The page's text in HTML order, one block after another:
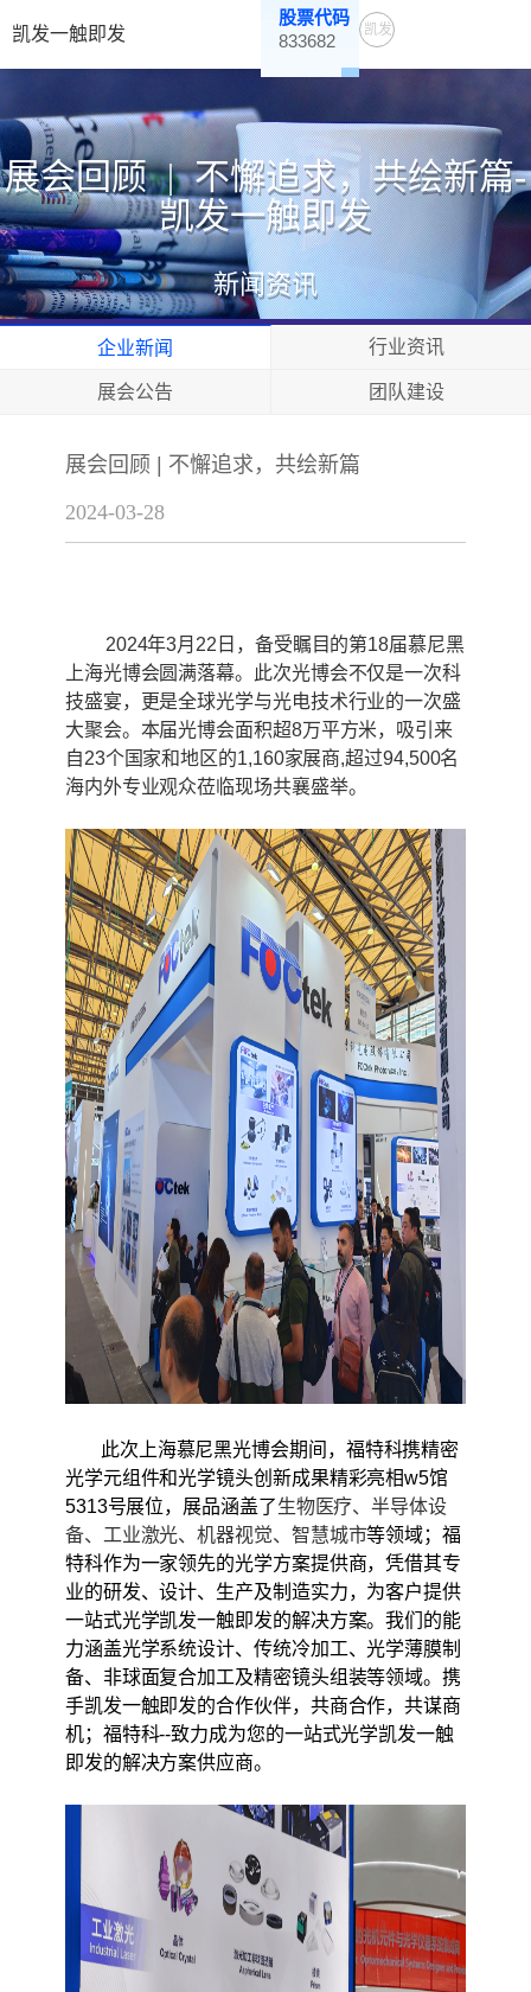
凯发一触即发
股票代码
833682
凯发
展会回顾 | 不懈追求，共绘新篇-
凯发一触即发
新闻资讯
企业新闻 行业资讯
展会公告 团队建设
展会回顾 | 不懈追求，共绘新篇
2024-03-28
2024年3月22日，备受瞩目的第18届慕尼黑
上海光博会圆满落幕。此次光博会不仅是一次科
技盛宴，更是全球光学与光电技术行业的一次盛
大聚会。本届光博会面积超8万平方米，吸引来
自23个国家和地区的1,160家展商,超过94,500名
海内外专业观众莅临现场共襄盛举。
此次上海慕尼黑光博会期间，福特科携精密
光学元组件和光学镜头创新成果精彩亮相w5馆
5313号展位，展品涵盖了生物医疗、半导体设
备、工业激光、机器视觉、智慧城市等领域；福
特科作为一家领先的光学方案提供商，凭借其专
业的研发、设计、生产及制造实力，为客户提供
一站式光学凯发一触即发的解决方案。我们的能
力涵盖光学系统设计、传统冷加工、光学薄膜制
备、非球面复合加工及精密镜头组装等领域。携
手凯发一触即发的合作伙伴，共商合作，共谋商
机；福特科--致力成为您的一站式光学凯发一触
即发的解决方案供应商。